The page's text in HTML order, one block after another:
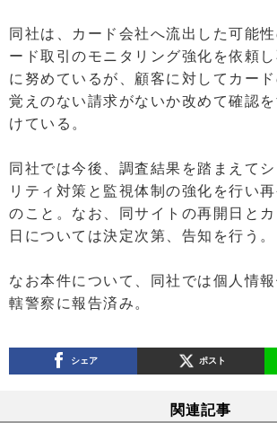
同社は、カード会社へ流出した可能
ード取引のモニタリング強化を依頼
に努めているが、顧客に対してカー
覚えのない請求がないか改めて確認
けている。
同社では今後、調査結果を踏まえて
リティ対策と監視体制の強化を行い
のこと。なお、同サイトの再開日と
日については決定次第、告知を行う。
なお本件について、同社では個人情
轄警察に報告済み。
シェア ポスト
関連記事